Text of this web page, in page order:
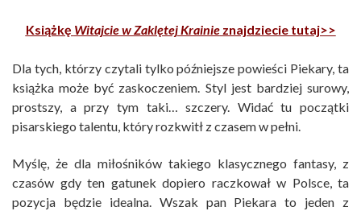
Książkę Witajcie w Zaklętej Krainieznajdziecie tutaj>>
Dla tych, którzy czytali tylko późniejsze powieści Piekary, ta
książka może być zaskoczeniem. Styl jest bardziej surowy,
prostszy, a przy tym taki… szczery. Widać tu początki
pisarskiego talentu, który rozkwitł z czasem w pełni.
Myślę, że dla miłośników takiego klasycznego fantasy, z
czasów gdy ten gatunek dopiero raczkował w Polsce, ta
pozycja będzie idealna. Wszak pan Piekara to jeden z